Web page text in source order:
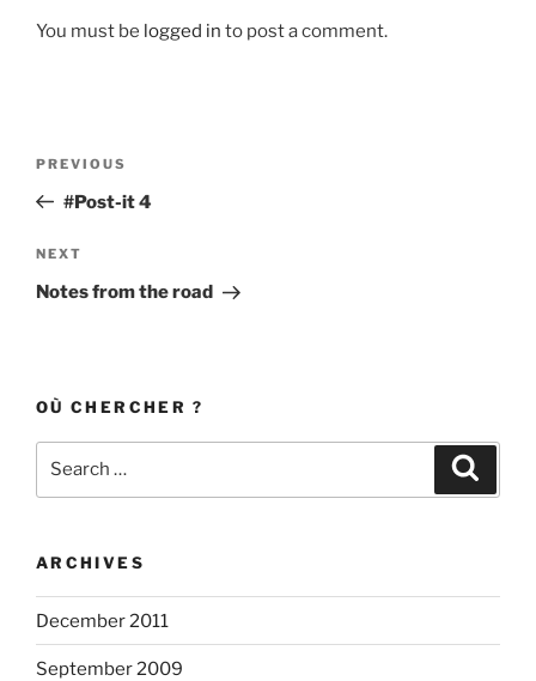
You must be logged in to post a comment.
Previous
Post
PREVIOUS
#Post-it 4
Next
Post
NEXT
Notes from the road
OÙ CHERCHER ?
ARCHIVES
December 2011
September 2009